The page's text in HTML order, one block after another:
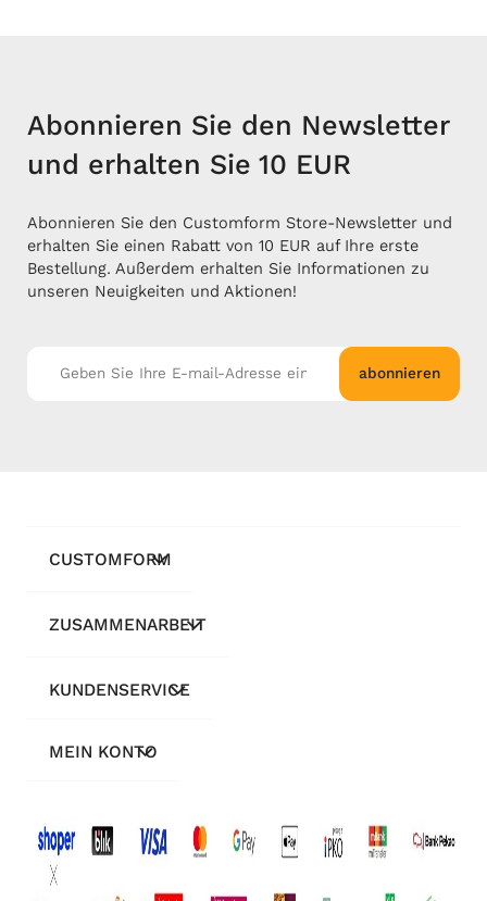
Abonnieren Sie den Newsletter
und erhalten Sie 10 EUR
Abonnieren Sie den Customform Store-Newsletter und
erhalten Sie einen Rabatt von 10 EUR auf Ihre erste
Bestellung. Außerdem erhalten Sie Informationen zu
unseren Neuigkeiten und Aktionen!
abonnieren
CUSTOMFORM
ZUSAMMENARBEIT
KUNDENSERVICE
MEIN KONTO